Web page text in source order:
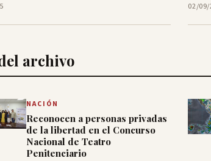
02/
archivo
NACIÓN
Reconocen a personas privadas
de la libertad en el Concurso
Nacional de Teatro
Penitenciario